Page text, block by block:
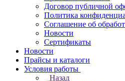
Договор публичной
Политика
Соглашение об
Новости
Сертификаты
Новости
Прайсы и каталоги
Условия работы
Назад